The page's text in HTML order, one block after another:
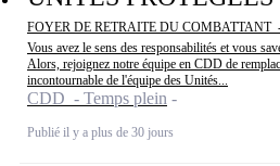
FOYER DE RETRAITE DU COMBATTANT
Vous avez le sens des responsabilités et vous
Alors, rejoignez notre équipe en CDD de
incontournable de l'équipe des Unités...
CDD - Temps plein
Publié il y a plus de 30 jours